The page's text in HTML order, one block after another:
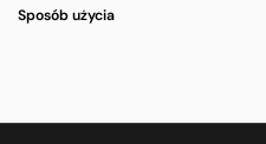
Sposób użycia